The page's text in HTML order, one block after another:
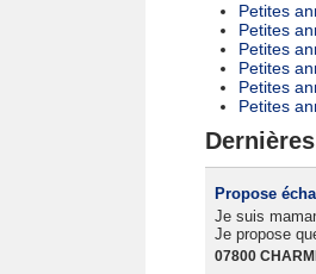
Petites
Petites
Petites
Petites
Petites
Petites
Propose
Je suis
Je propose
07800